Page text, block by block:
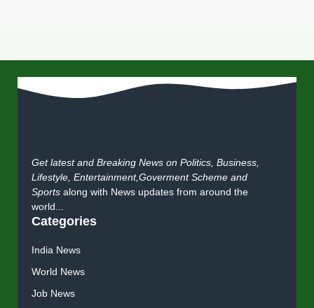
Get latest and Breaking News on Politics, Business,
Lifestyle, Entertainment,Goverment Scheme and
Sports along with News updates from around the
world...
Categories
India News
World News
Job News